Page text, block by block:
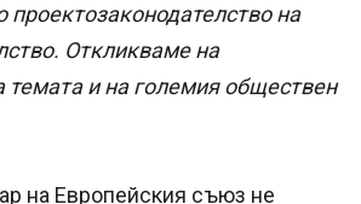
проектозаконодателство на
Откликваме на
темата и на големия обществен
на Европейския съюз не